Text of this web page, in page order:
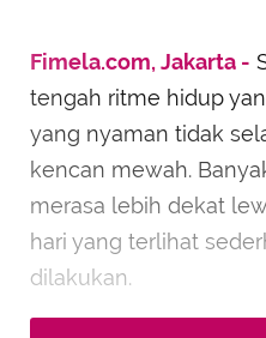
Fimela.com, Jakarta -
tengah ritme hidup
yang nyaman tidak
kencan mewah.
merasa lebih dekat
hari yang terlihat
dilakukan.